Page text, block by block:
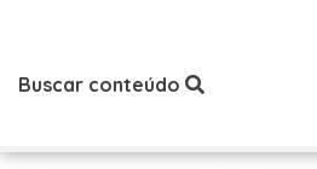
Buscar conteúdo